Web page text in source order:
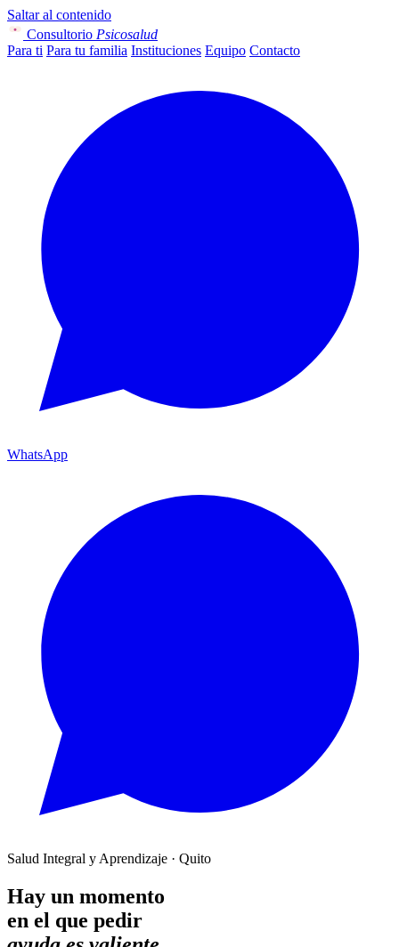
Saltar al contenido
Consultorio Psicosalud
Para ti Para tu familia Instituciones Equipo Contacto
WhatsApp
Salud Integral y Aprendizaje · Quito
Hay un momento
en el que pedir